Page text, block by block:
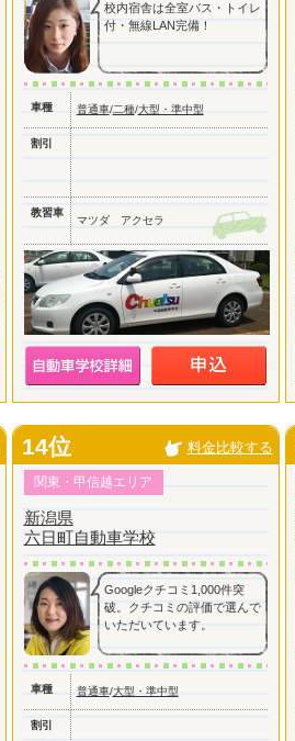
校内宿舎は全室バス・トイレ
付・無線LAN完備！
車種 普通車/二種/大型・準中型
割引
教習車
マツダ アクセラ
14位 料金比較する
関東・甲信越エリア
新潟県
六日町自動車学校
Googleクチコミ1,000件突
破。クチコミの評価で選んで
いただいています。
車種 普通車/大型・準中型
割引